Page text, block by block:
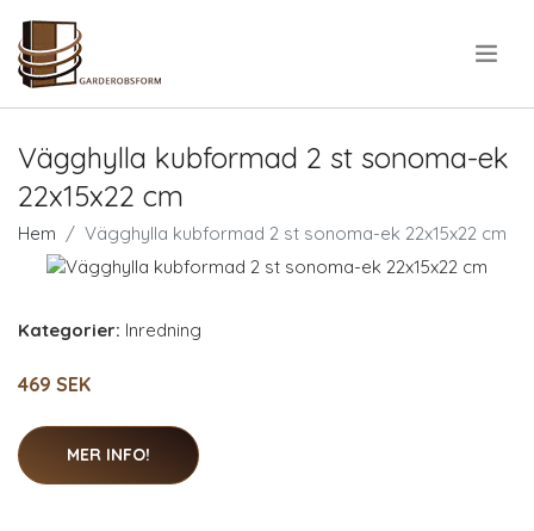
Vägghylla kubformad 2 st sonoma-ek
22x15x22 cm
Hem Vägghylla kubformad 2 st sonoma-ek 22x15x22 cm
Kategorier: Inredning
469 SEK
MER INFO!